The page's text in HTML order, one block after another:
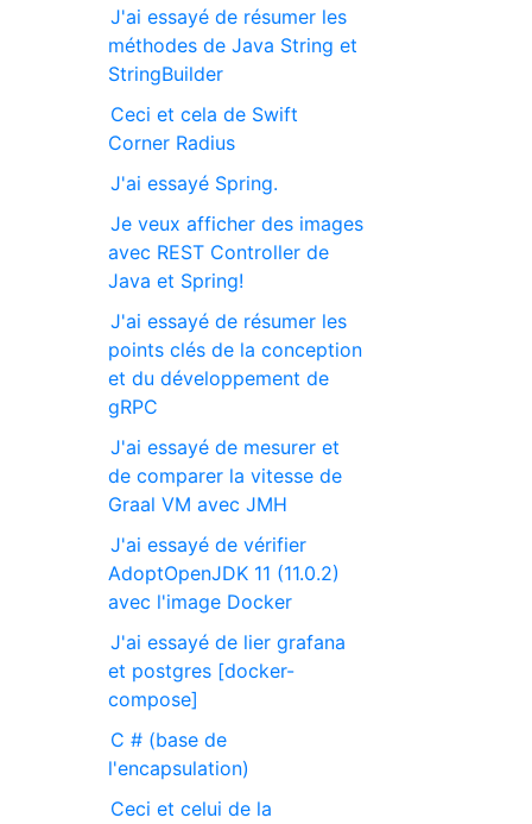
J'ai essayé de résumer les
méthodes de Java String et
StringBuilder
Ceci et cela de Swift
Corner Radius
J'ai essayé Spring.
Je veux afficher des images
avec REST Controller de
Java et Spring!
J'ai essayé de résumer les
points clés de la conception
et du développement de
gRPC
J'ai essayé de mesurer et
de comparer la vitesse de
Graal VM avec JMH
J'ai essayé de vérifier
AdoptOpenJDK 11 (11.0.2)
avec l'image Docker
J'ai essayé de lier grafana
et postgres [docker-
compose]
C # (base de
l'encapsulation)
Ceci et celui de la